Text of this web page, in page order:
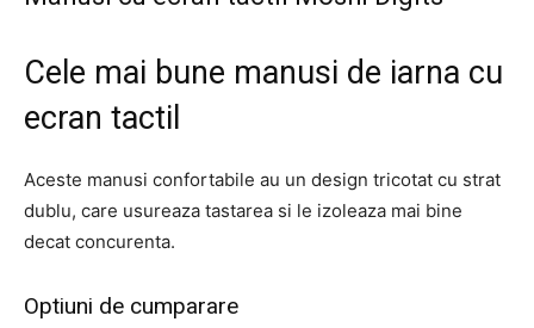
Cele mai bune manusi de iarna cu
ecran tactil
Aceste manusi confortabile au un design tricotat cu strat
dublu, care usureaza tastarea si le izoleaza mai bine
decat concurenta.
Optiuni de cumparare